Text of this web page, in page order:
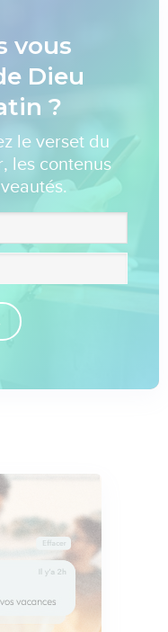
vous
Dieu
?
le verset du
les contenus